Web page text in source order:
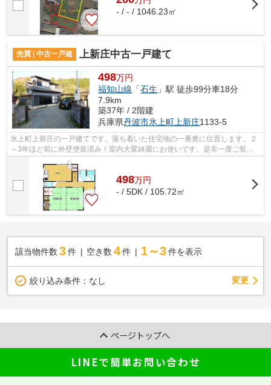
- / - / 1046.23㎡
売買 | 中古一戸建 上新庄中古一戸建て
498万円
福知山線 「石生 」駅 徒歩99分車18分
7.9km
築37年 / 2階建
兵庫県丹波市氷上町上新庄1133-5
氷上町上新庄の一戸建てです。落ち着いた住宅地の一番奥に位置します。２
～3年ほど前に外壁塗装済み！室内大変綺麗にお使いです。是非一度ご覧く
498万円
- / 5DK / 105.72㎡
該当物件数 3件 空き数 4 件 1～3 件を表示
絞り込み条件： なし 変更
ページトップへ
LINEで簡単お問い合わせ